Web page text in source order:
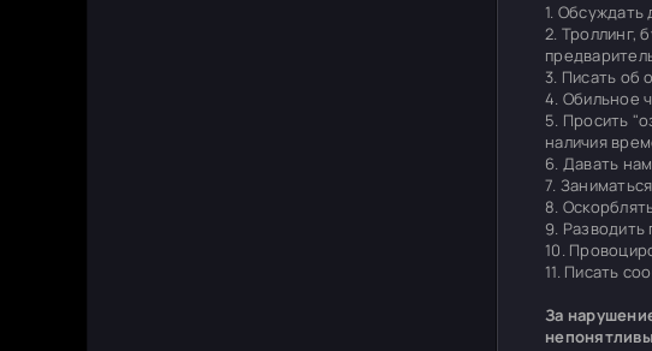
1. Обсуждать
2. Троллинг,
3. Писать об
4. Обильное
5. Просить
наличия
6. Давать
7.
8.
9.
10.
11. Писать
За